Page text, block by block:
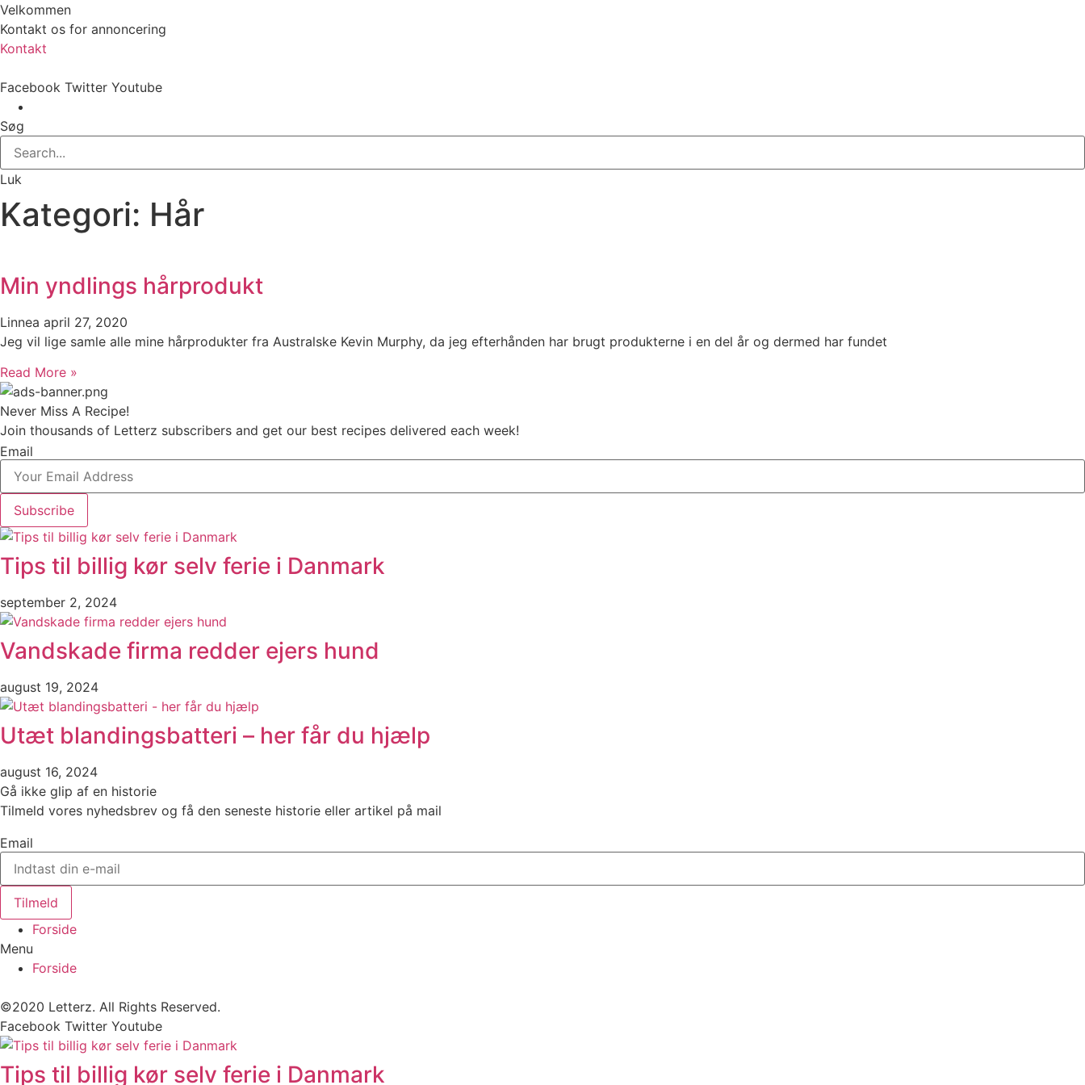
Velkommen
Kontakt os for annoncering
Kontakt
Facebook Twitter Youtube
Søg
Luk
Kategori: Hår
Min yndlings hårprodukt
Linnea april 27, 2020
Jeg vil lige samle alle mine hårprodukter fra Australske Kevin Murphy, da jeg efterhånden har brugt produkterne i en del år og dermed har fundet
Read More »
Never Miss A Recipe!
Join thousands of Letterz subscribers and get our best recipes delivered each week!
Email
Subscribe
Tips til billig kør selv ferie i Danmark
september 2, 2024
Vandskade firma redder ejers hund
august 19, 2024
Utæt blandingsbatteri – her får du hjælp
august 16, 2024
Gå ikke glip af en historie
Tilmeld vores nyhedsbrev og få den seneste historie eller artikel på mail
Email
Tilmeld
Forside
Menu
Forside
©2020 Letterz. All Rights Reserved.
Facebook Twitter Youtube
Tips til billig kør selv ferie i Danmark